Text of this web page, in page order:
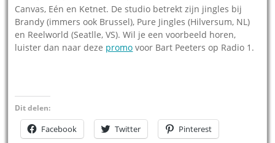
Canvas, Eén en Ketnet. De studio betrekt zijn jingles bij
Brandy (immers ook Brussel), Pure Jingles (Hilversum, NL)
en Reelworld (Seatlle, VS). Wil je een voorbeeld horen,
luister dan naar deze promo voor Bart Peeters op Radio 1.
Dit delen:
Facebook Twitter Pinterest